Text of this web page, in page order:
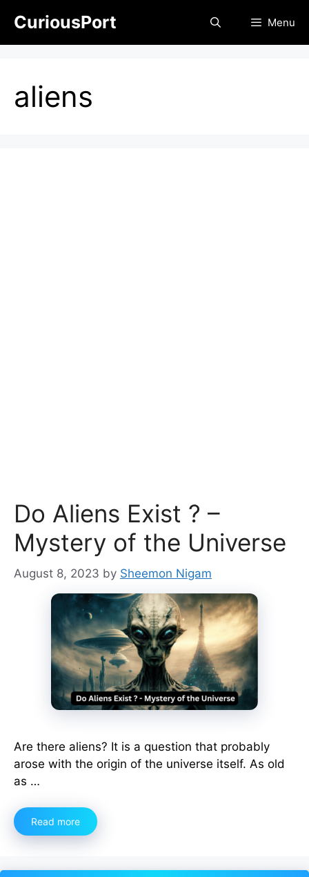
content
CuriousPort Menu
aliens
Do Aliens Exist ? –
Mystery of the Universe
August 8, 2023 by Sheemon Nigam
Are there aliens? It is a question that probably
arose with the origin of the universe itself. As old
as …
Read more